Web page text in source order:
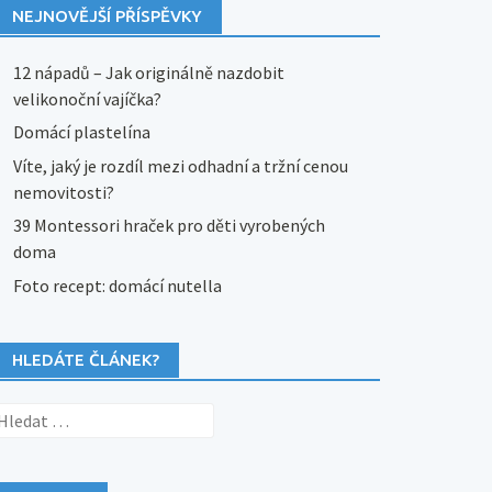
NEJNOVĚJŠÍ PŘÍSPĚVKY
12 nápadů – Jak originálně nazdobit
velikonoční vajíčka?
Domácí plastelína
Víte, jaký je rozdíl mezi odhadní a tržní cenou
nemovitosti?
39 Montessori hraček pro děti vyrobených
doma
Foto recept: domácí nutella
HLEDÁTE ČLÁNEK?